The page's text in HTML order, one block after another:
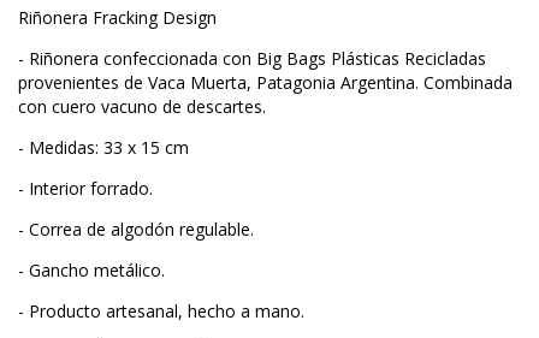
Riñonera Fracking Design
- Riñonera confeccionada con Big Bags Plásticas Recicladas
provenientes de Vaca Muerta, Patagonia Argentina. Combinada
con cuero vacuno de descartes.
- Medidas: 33 x 15 cm
- Interior forrado.
- Correa de algodón regulable.
- Gancho metálico.
- Producto artesanal, hecho a mano.